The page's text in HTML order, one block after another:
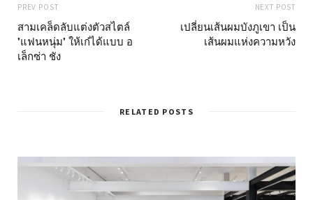
PREV POST
สามเคล็ดลับแต่งตัวสไตล์
"แฟนหนุ่ม" ให้เก๋ได้แบบ อ
เล็กซ่า ชัง
NEXT POST
เปลี่ยนเส้นผมบังภูเขา เป็น
เส้นผมแห่งความหวัง
RELATED POSTS